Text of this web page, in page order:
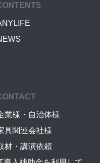
業様・自治体様
具関連会社様
材・講演依頼